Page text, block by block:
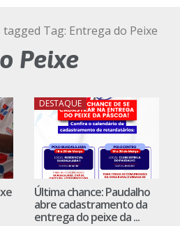
tagged Tag: Entrega do Peixe
Peixe
DESTAQUE
Última chance: Paudalho
abre cadastramento da
entrega do peixe da ...